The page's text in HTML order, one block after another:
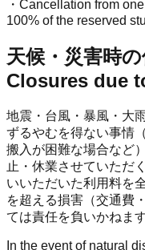
・Cancellation from
100% of the reserved
天候・災害時
Closures due
地震・台風・暴風・大
ずるやむを得ない事情
搬入が困難な場合など
止・休業させていただ
いいただいた利用料を
を超える損害（交通費
ては責任を負いかねま
In the event of natural